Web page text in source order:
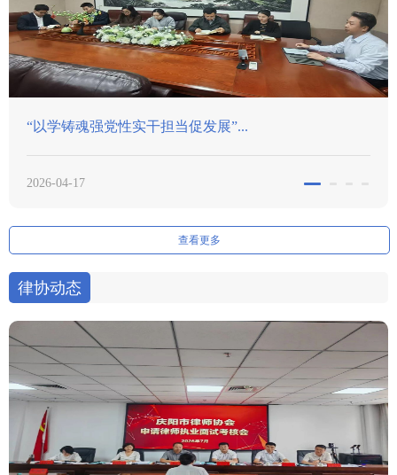
“以学铸魂强党性实干担当促发展”...
2026-04-17
查看更多
律协动态